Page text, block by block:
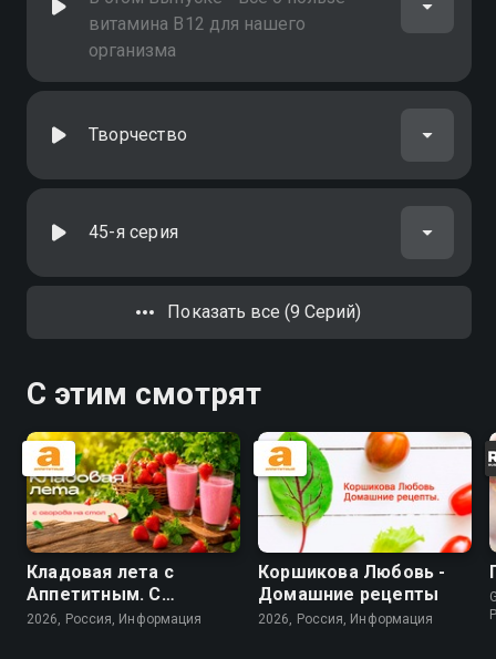
витамина B12 для нашего
организма
Творчество
45-я серия
Показать все (9 Серий)
С этим смотрят
Кладовая лета с
Аппетитным. С
огорода - на стол
2026, Россия, Информация
Коршикова Любовь -
Домашние рецепты
2026, Россия, Информация